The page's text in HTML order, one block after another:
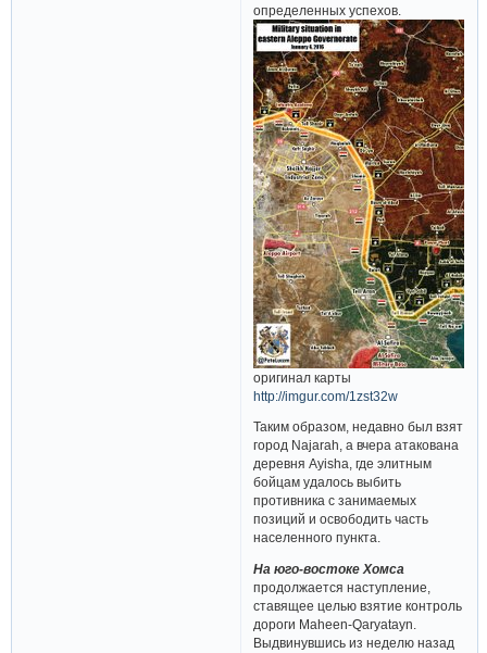
определенных успехов.
оригинал карты
http://imgur.com/1zst32w
Таким образом, недавно был взят
город Najarah, а вчера атакована
деревня Ayisha, где элитным
бойцам удалось выбить
противника с занимаемых
позиций и освободить часть
населенного пункта.
На юго-востоке Хомса
продолжается наступление,
ставящее целью взятие контроль
дороги Maheen-Qaryatayn.
Выдвинувшись из неделю назад